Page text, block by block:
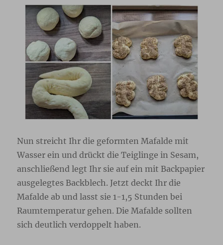
Nun streicht Ihr die geformten Mafalde mit
Wasser ein und drückt die Teiglinge in Sesam,
anschließend legt Ihr sie auf ein mit Backpapier
ausgelegtes Backblech. Jetzt deckt Ihr die
Mafalde ab und lasst sie 1-1,5 Stunden bei
Raumtemperatur gehen. Die Mafalde sollten
sich deutlich verdoppelt haben.